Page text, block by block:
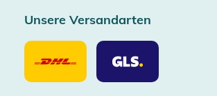
Unsere Versandarten
Unsere
Versandarten
DHL
Unsere
Versandarten
GLS